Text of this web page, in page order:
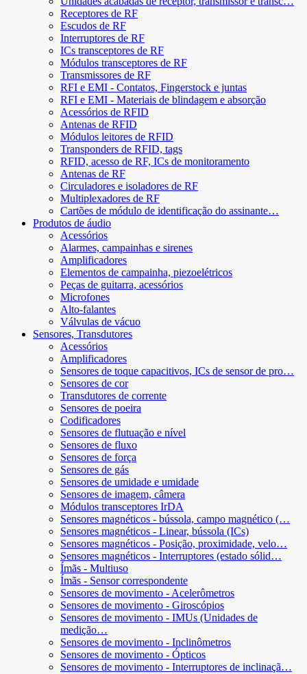
Receptores de RF
Escudos de RF
Interruptores de RF
ICs transceptores de RF
Módulos transceptores de RF
Transmissores de RF
RFI e EMI - Contatos, Fingerstock e juntas
RFI e EMI - Materiais de blindagem e absorção
Acessórios de RFID
Antenas de RFID
Módulos leitores de RFID
Transponders de RFID, tags
RFID, acesso de RF, ICs de monitoramento
Antenas de RF
Circuladores e isoladores de RF
Multiplexadores de RF
Cartões de módulo de identificação do assinante…
Produtos de áudio
Acessórios
Alarmes, campainhas e sirenes
Amplificadores
Elementos de campainha, piezoelétricos
Peças de guitarra, acessórios
Microfones
Alto-falantes
Válvulas de vácuo
Sensores, Transdutores
Acessórios
Amplificadores
Sensores de toque capacitivos, ICs de sensor de pro…
Sensores de cor
Transdutores de corrente
Sensores de poeira
Codificadores
Sensores de flutuação e nível
Sensores de fluxo
Sensores de força
Sensores de gás
Sensores de umidade e umidade
Sensores de imagem, câmera
Módulos transceptores IrDA
Sensores magnéticos - bússola, campo magnético (…
Sensores magnéticos - Linear, bússola (ICs)
Sensores magnéticos - Posição, proximidade, velo…
Sensores magnéticos - Interruptores (estado sólid…
Ímãs - Multiuso
Ímãs - Sensor correspondente
Sensores de movimento - Acelerômetros
Sensores de movimento - Giroscópios
Sensores de movimento - IMUs (Unidades de
medição…
Sensores de movimento - Inclinômetros
Sensores de movimento - Ópticos
Sensores de movimento - Interruptores de inclinaçã…